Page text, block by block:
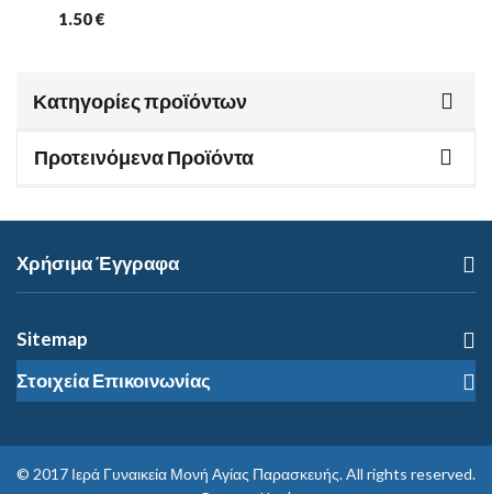
1.50€
Κατηγορίες προϊόντων
Προτεινόμενα Προϊόντα
Χρήσιμα Έγγραφα
Sitemap
Στοιχεία Επικοινωνίας
© 2017 Ιερά Γυναικεία Μονή Αγίας Παρασκευής. All rights reserved.